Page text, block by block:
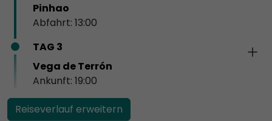
Pinhao
Abfahrt: 13:00
TAG 3
Vega de Terrón
Ankunft: 19:00
Reiseverlauf erweitern